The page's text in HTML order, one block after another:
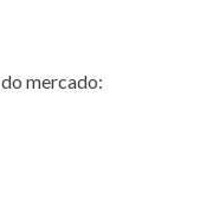
mercado: